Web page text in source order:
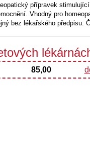
přípravek
Vhodný pro
bez lékařského předpisu.
85,00